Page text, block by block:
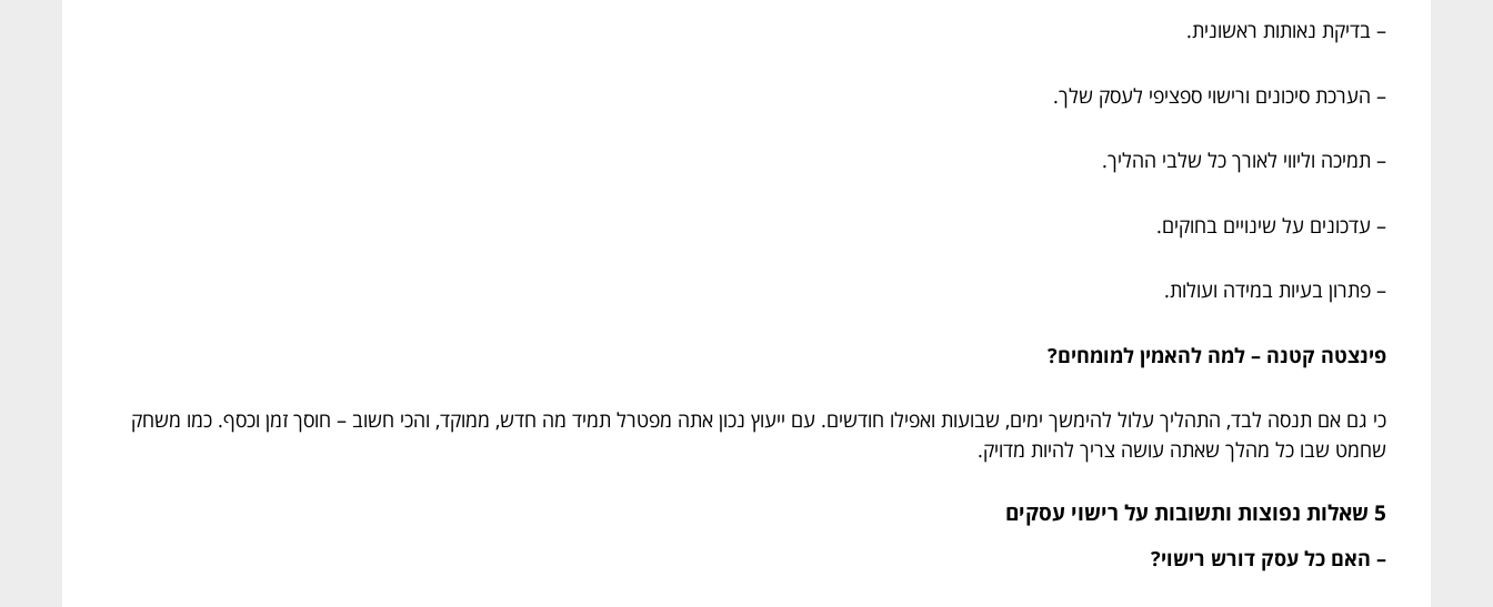
– בדיקת נאותות ראשונית.
– הערכת סיכונים ורישוי ספציפי לעסק שלך.
– תמיכה וליווי לאורך כל שלבי ההליך.
– עדכונים על שינויים בחוקים.
– פתרון בעיות במידה ועולות.
פינצטה קטנה – למה להאמין למומחים?
כי גם אם תנסה לבד, התהליך עלול להימשך ימים, שבועות ואפילו חודשים. עם ייעוץ נכון אתה מפטרל תמיד מה חדש, ממוקד, והכי חשוב – חוסך זמן וכסף. כמו משחק
שחמט שבו כל מהלך שאתה עושה צריך להיות מדויק.
5 שאלות נפוצות ותשובות על רישוי עסקים
– האם כל עסק דורש רישוי?